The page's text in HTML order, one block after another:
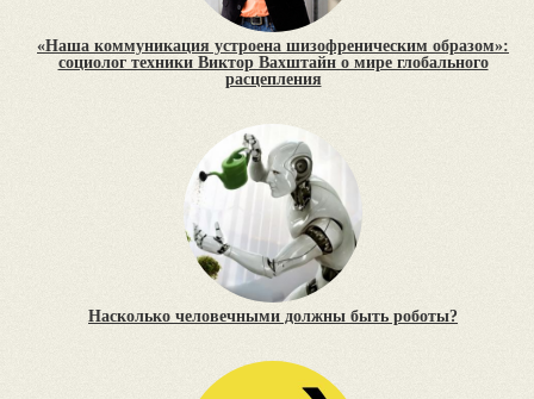
«Наша коммуникация устроена шизофреническим образом»:
социолог техники Виктор Вахштайн о мире глобального
расцепления
Насколько человечными должны быть роботы?